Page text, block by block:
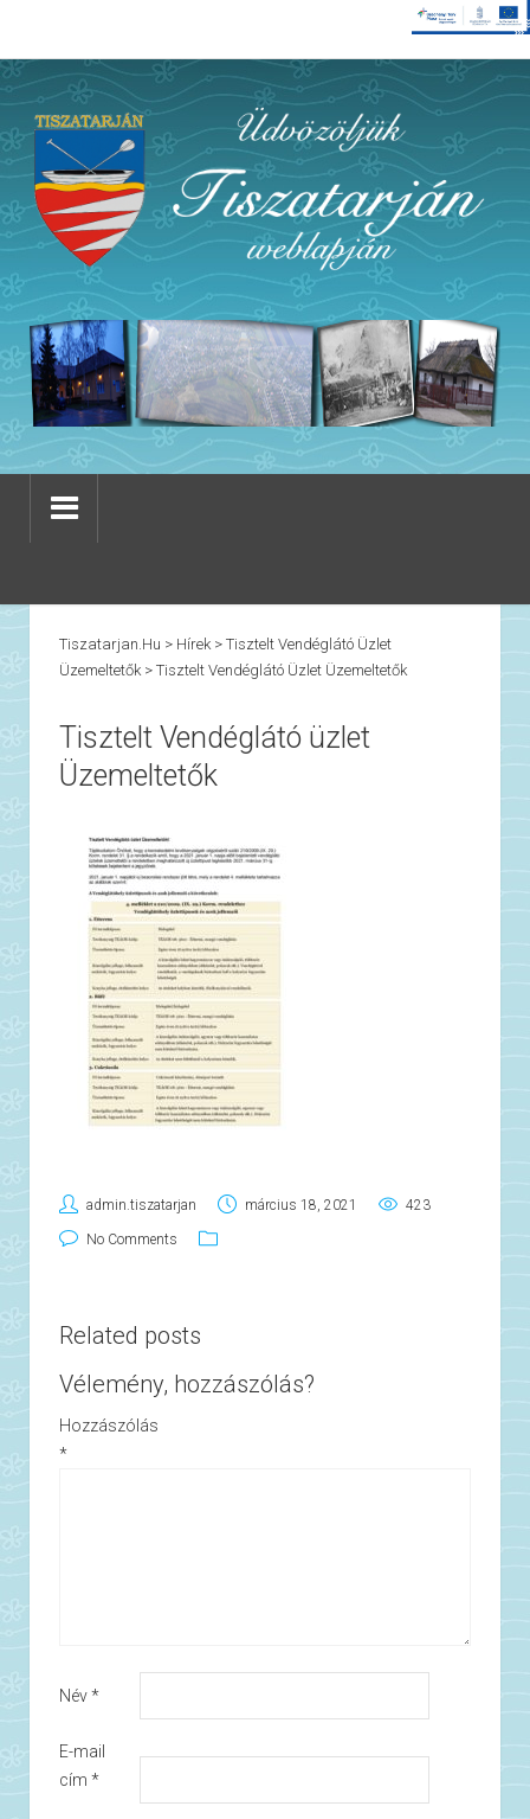
Tiszatarjan.hu > Hírek> Tisztelt Vendéglátó Üzlet
Üzemeltetők> Tisztelt Vendéglátó Üzlet Üzemeltetők
Tisztelt Vendéglátó üzlet
Üzemeltetők
admin.tiszatarjan március 18, 2021 423
No Comments
Related posts
Vélemény, hozzászólás?
Hozzászólás
*
Név*
E-mail
cím *